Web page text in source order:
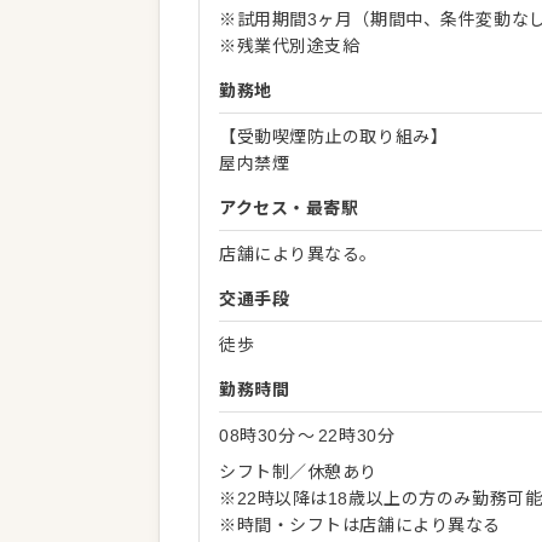
※試用期間3ヶ月（期間中、条件変動な
※残業代別途支給
勤務地
【受動喫煙防止の取り組み】
屋内禁煙
アクセス・最寄駅
店舗により異なる。
交通手段
徒歩
勤務時間
08時30分〜 22時30分
シフト制／休憩あり
※22時以降は18歳以上の方のみ勤務可能
※時間・シフトは店舗により異なる